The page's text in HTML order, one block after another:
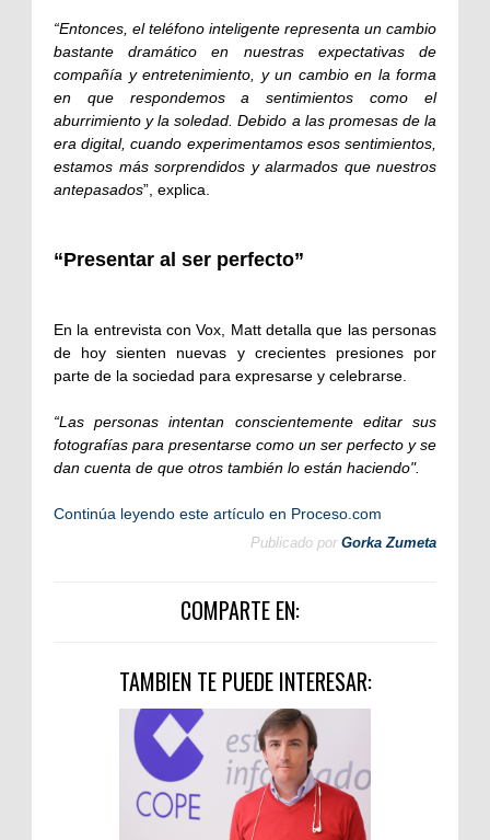
“Entonces, el teléfono inteligente representa un cambio
bastante dramático en nuestras expectativas de
compañía y entretenimiento, y un cambio en la forma
en que respondemos a sentimientos como el
aburrimiento y la soledad. Debido a las promesas de la
era digital, cuando experimentamos esos sentimientos,
estamos más sorprendidos y alarmados que nuestros
antepasados”, explica.
“Presentar al ser perfecto”
En la entrevista con Vox, Matt detalla que las personas
de hoy sienten nuevas y crecientes presiones por
parte de la sociedad para expresarse y celebrarse.
“Las personas intentan conscientemente editar sus
fotografías para presentarse como un ser perfecto y se
dan cuenta de que otros también lo están haciendo".
Continúa leyendo este artículo en Proceso.com
Publicado por Gorka Zumeta
COMPARTE EN:
TAMBIEN TE PUEDE INTERESAR: